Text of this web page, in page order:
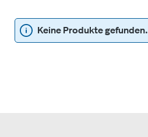
Keine Produkte gefunden.